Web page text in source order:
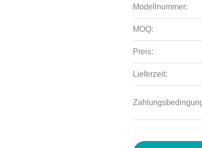
Modellnummer:
MOQ:
Preis:
Lieferzeit: